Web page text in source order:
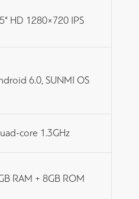
HD 1280×720 IPS
6.0, SUNMI OS
core 1.3GHz
RAM + 8GB ROM